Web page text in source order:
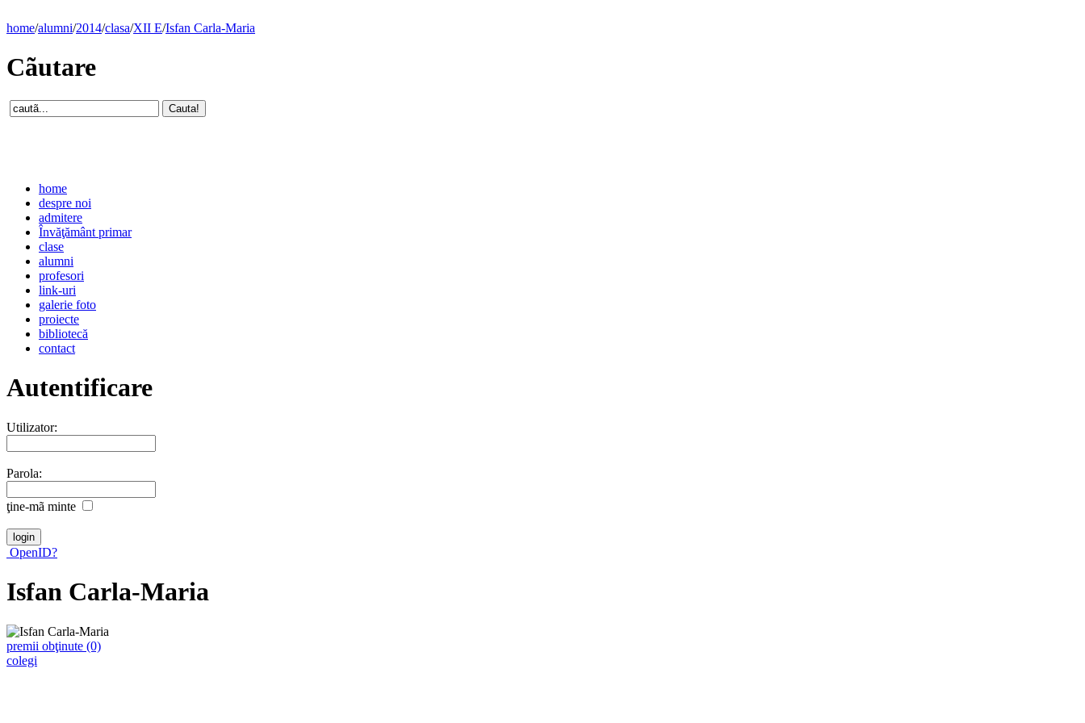
home/alumni/2014/clasa/XII E/Isfan Carla-Maria
Cãutare
home
despre noi
admitere
Învăţământ primar
clase
alumni
profesori
link-uri
galerie foto
proiecte
bibliotecă
contact
Autentificare
Utilizator:
Parola:
ţine-mã minte
OpenID?
Isfan Carla-Maria
premii obţinute (0)
colegi